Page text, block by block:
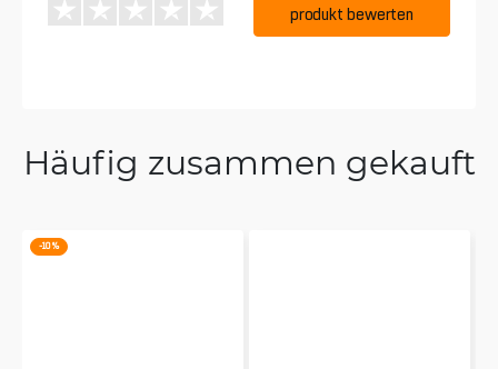
produkt bewerten
Häufig zusammen gekauft
-10 %